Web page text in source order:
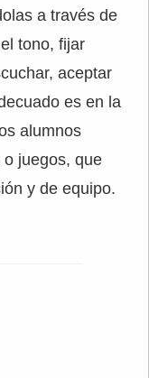
a través de
tono, fijar
aceptar
es en la
alumnos
juegos, que
y de equipo.